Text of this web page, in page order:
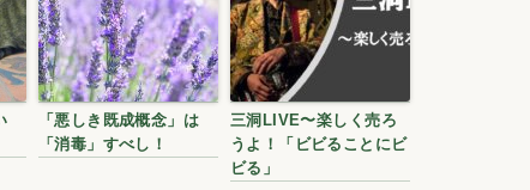
「悪しき既成概念」は
「消毒」すべし！
三洞LIVE〜楽しく売ろ
うよ！「ビビることにビ
ビる」